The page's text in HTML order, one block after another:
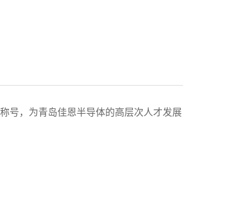
号，为青岛佳恩半导体的高层次人才发展